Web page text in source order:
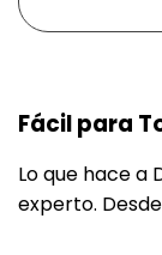
Fácil para
Lo que hace a
experto.